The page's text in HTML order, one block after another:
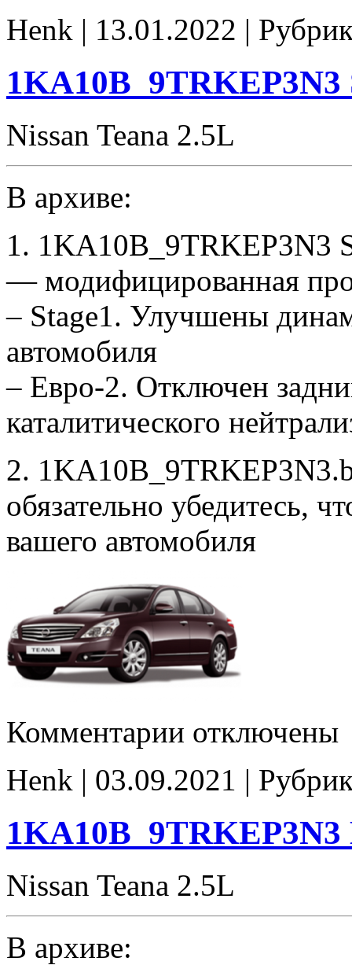
E2Catoff
noCHK
Henk | 13.01.2022 |
Nissan Teana 2.5L
В архиве:
1. 1KA10B_9TRKEP3N3
— модифицированная
– Stage1. Улучшены
автомобиля
– Евро-2. Отключен
каталитического
2.
обязательно убедитесь,
вашего автомобиля
Комментарии записи
E2
Cat_off
отключены
Henk | 03.09.2021 |
Nissan Teana 2.5L
В архиве: